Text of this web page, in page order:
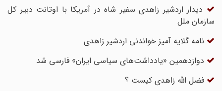
دیدار اردشیر زاهدی سفیر شاه در آمریکا با اوتانت دبیر کل
سازمان ملل
نامه گلایه آمیز خواندنی اردشیر زاهدی
دوازدهمین «یادداشت‌های سیاسی ایران» فارسی شد
فضل الله زاهدی کیست ؟